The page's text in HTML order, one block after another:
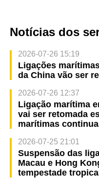
Notícias dos
2026-07-26 15:19
Ligações
da China vão ser
2026-07-26 12:37
Ligação marítima
vai ser retomada
marítimas
2026-07-25 21:01
Suspensão das
Macau e Hong
tempestade